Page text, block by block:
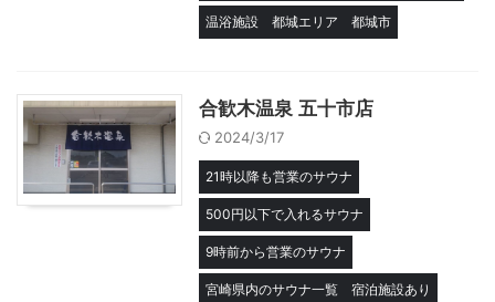
温浴施設 都城エリア 都城市
合歓木温泉 五十市店
2024/3/17
21時以降も営業のサウナ
500円以下で入れるサウナ
9時前から営業のサウナ
宮崎県内のサウナ一覧 宿泊施設あり